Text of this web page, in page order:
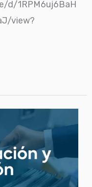
d/1RPM6uj6BaH
view?